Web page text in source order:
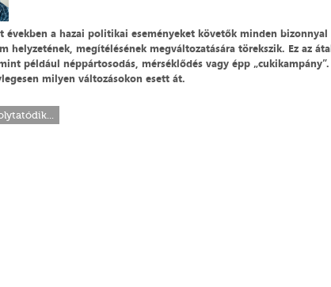
években a hazai politikai eseményeket követők minden
helyzetének, megítélésének megváltozatására törekszik. Ez az
például néppártosodás, mérséklődés vagy épp
milyen változásokon esett át.